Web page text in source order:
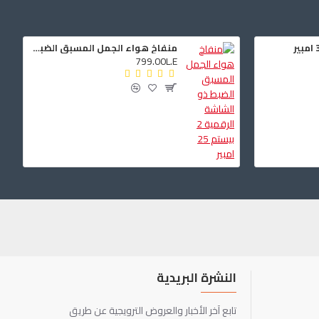
منفاخ هواء الجمل المسبق الضبط ذو الشاشة الرقمية 2 بيستم 25 امبير
799.00L.E
النشرة البريدية
تابع آخر الأخبار والعروض الترويجية عن طريق